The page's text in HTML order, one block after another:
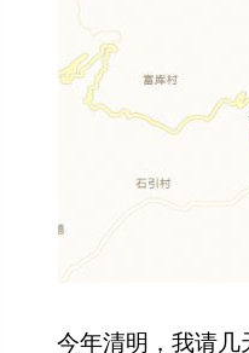
今年清明，我请几